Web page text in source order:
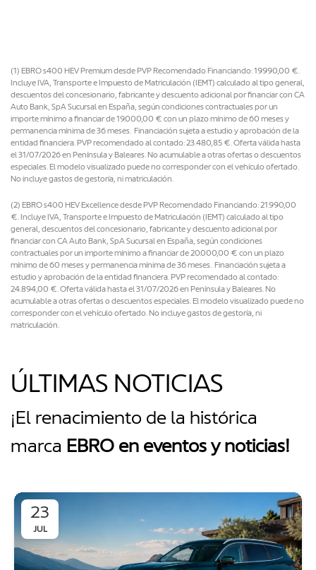
(1) EBRO s400 HEV Premium desde PVP Recomendado Financiando: 19.990,00 €.
Incluye IVA, Transporte e Impuesto de Matriculación (IEMT) calculado al tipo general,
descuentos del concesionario, fabricante y descuento adicional por financiar con CA
Auto Bank, SpA Sucursal en España, según condiciones contractuales por un
importe mínimo a financiar de 19.000,00 € con un plazo mínimo de 60 meses y
permanencia mínima de 36 meses. Financiación sujeta a estudio y aprobación de la
entidad financiera. PVP recomendado al contado: 23.480,85 €. Oferta válida hasta
el 31/07/2026 en Península y Baleares. No acumulable a otras ofertas o descuentos
especiales. El modelo visualizado puede no corresponder con el vehículo ofertado.
No incluye gastos de gestoría, ni matriculación.
(2) EBRO s400 HEV Excellence desde PVP Recomendado Financiando: 21.990,00
€. Incluye IVA, Transporte e Impuesto de Matriculación (IEMT) calculado al tipo
general, descuentos del concesionario, fabricante y descuento adicional por
financiar con CA Auto Bank, SpA Sucursal en España, según condiciones
contractuales por un importe mínimo a financiar de 20.000,00 € con un plazo
mínimo de 60 meses y permanencia mínima de 36 meses. Financiación sujeta a
estudio y aprobación de la entidad financiera. PVP recomendado al contado:
24.894,00 €. Oferta válida hasta el 31/07/2026 en Península y Baleares. No
acumulable a otras ofertas o descuentos especiales. El modelo visualizado puede no
corresponder con el vehículo ofertado. No incluye gastos de gestoría, ni
matriculación.
ÚLTIMAS NOTICIAS
¡El renacimiento de la histórica
marca EBRO en eventos y noticias!
23
JUL